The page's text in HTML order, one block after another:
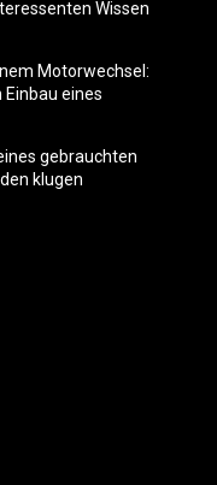
Wissen
Motorwechsel:
eines
gebrauchten
klugen